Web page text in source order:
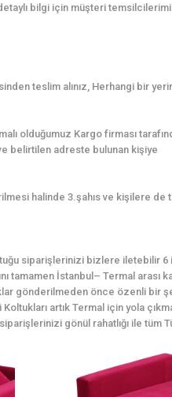
bilgi için müşteri
teslim alınız, Herhangi bir
olduğumuz Kargo firması
belirtilen adreste bulunan kişiye
halinde 3.şahıs ve kişilere de
siparişlerinizi bizlere iletebilir 6
tamamen İstanbul– Termal arası
gönderilmeden önce özenli bir
artık Termal için yola
gönül rahatlığı ile tüm